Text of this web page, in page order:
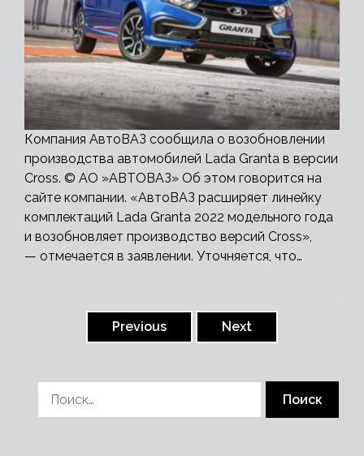
Компания АвтоВАЗ сообщила о возобновлении
производства автомобилей Lada Granta в версии
Cross. © АО »АВТОВАЗ» Об этом говорится на
сайте компании. «АвтоВАЗ расширяет линейку
комплектаций Lada Granta 2022 модельного года
и возобновляет производство версий Cross»,
— отмечается в заявлении. Уточняется, что…
Previous Next